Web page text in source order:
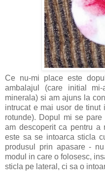
Ce nu-mi place este
ambalajul (care initial
minerala) si am ajuns la
intrucat e mai usor de tinut
rotunde). Dopul mi se
am descoperit ca pentru a
este sa se intoarca sticla
produsul prin apasare -
modul in care o folosesc,
sticla pe lateral, ci sa o